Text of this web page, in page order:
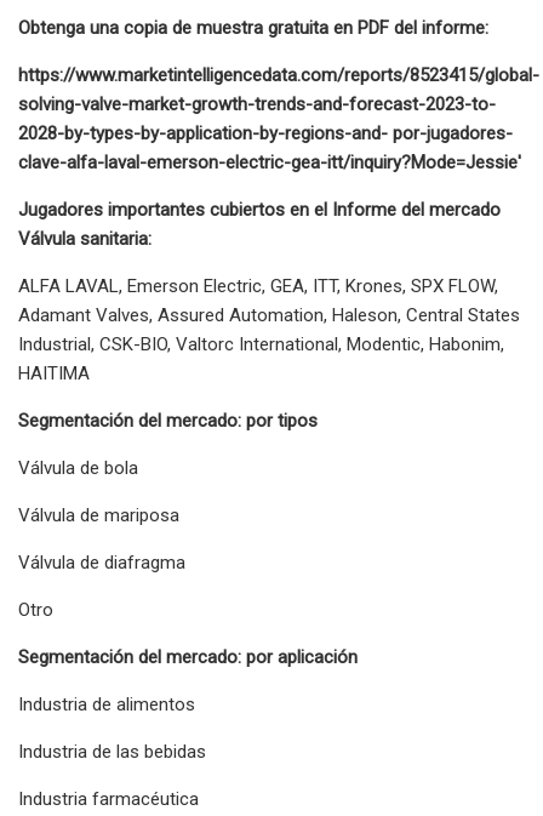
Obtenga una copia de muestra gratuita en PDF del informe:
https://www.marketintelligencedata.com/reports/8523415/global-
solving-valve-market-growth-trends-and-forecast-2023-to-
2028-by-types-by-application-by-regions-and- por-jugadores-
clave-alfa-laval-emerson-electric-gea-itt/inquiry?Mode=Jessie'
Jugadores importantes cubiertos en el Informe del mercado
Válvula sanitaria:
ALFA LAVAL, Emerson Electric, GEA, ITT, Krones, SPX FLOW,
Adamant Valves, Assured Automation, Haleson, Central States
Industrial, CSK-BIO, Valtorc International, Modentic, Habonim,
HAITIMA
Segmentación del mercado: por tipos
Válvula de bola
Válvula de mariposa
Válvula de diafragma
Otro
Segmentación del mercado: por aplicación
Industria de alimentos
Industria de las bebidas
Industria farmacéutica